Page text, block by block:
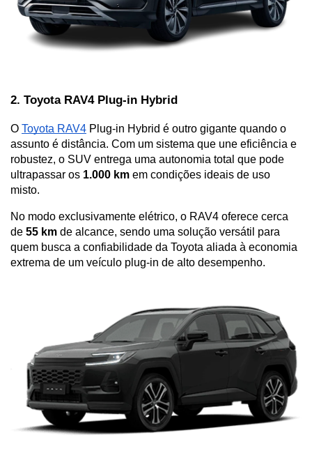
2. Toyota RAV4 Plug-in Hybrid
O Toyota RAV4 Plug-in Hybrid é outro gigante quando o
assunto é distância. Com um sistema que une eficiência e
robustez, o SUV entrega uma autonomia total que pode
ultrapassar os 1.000 km em condições ideais de uso
misto.
No modo exclusivamente elétrico, o RAV4 oferece cerca
de 55 km de alcance, sendo uma solução versátil para
quem busca a confiabilidade da Toyota aliada à economia
extrema de um veículo plug-in de alto desempenho.